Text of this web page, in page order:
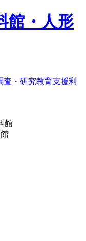
館・人形
査・研究教育支援利
館